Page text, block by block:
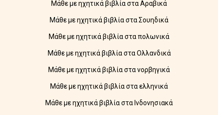
Μάθε με ηχητικά βιβλία στα Αραβικά
Μάθε με ηχητικά βιβλία στα Σουηδικά
Μάθε με ηχητικά βιβλία στα πολωνικά
Μάθε με ηχητικά βιβλία στα Ολλανδικά
Μάθε με ηχητικά βιβλία στα νορβηγικά
Μάθε με ηχητικά βιβλία στα ελληνικά
Μάθε με ηχητικά βιβλία στα Ινδονησιακά